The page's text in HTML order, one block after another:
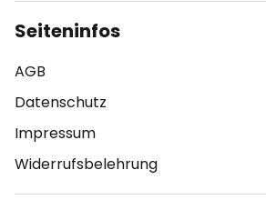
Seiteninfos
AGB
Datenschutz
Impressum
Widerrufsbelehrung